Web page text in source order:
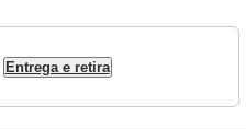
Entrega e retira